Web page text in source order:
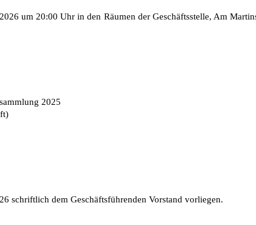
um 20:00 Uhr in den Räumen der Geschäftsstelle, Am
2025
schriftlich dem Geschäftsführenden Vorstand vorliegen.